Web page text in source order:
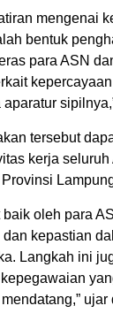
mengenai
bentuk
para ASN
tersebut
kerja seluruh
oleh para
kepastian
Langkah ini
ujar